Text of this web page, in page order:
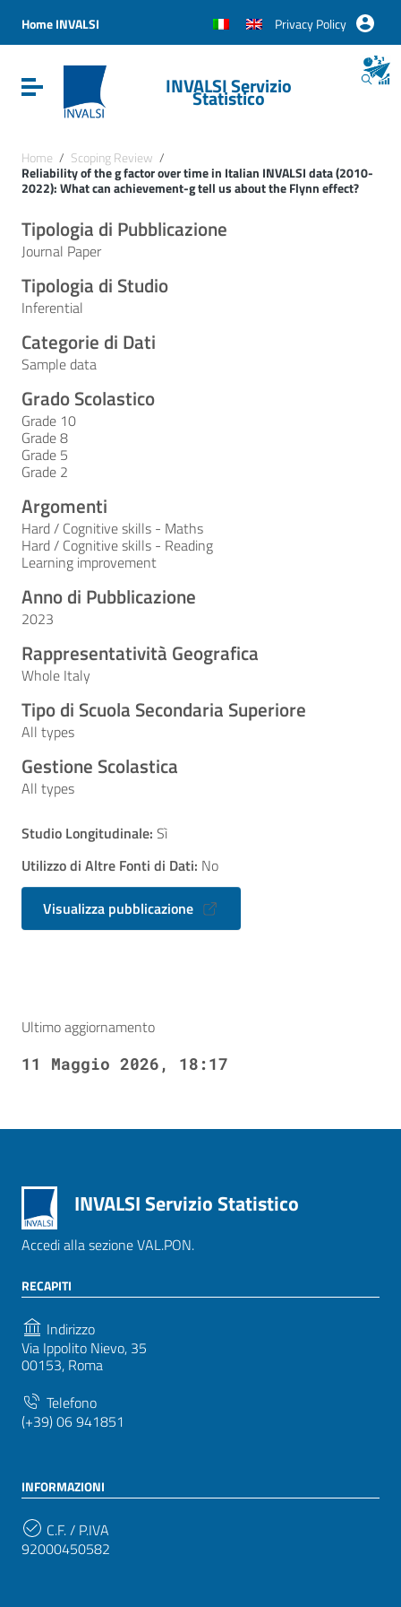
Vai al menu di navigazione
Vai al footer
Home INVALSI Privacy Policy
Attiva / disattiva la navigazioneINVALSI Servizio
Statistico
Home / Scoping Review /
Reliability of the g factor over time in Italian INVALSI data (2010-
2022): What can achievement-g tell us about the Flynn effect?
Tipologia di Pubblicazione
Journal Paper
Tipologia di Studio
Inferential
Categorie di Dati
Sample data
Grado Scolastico
Grade 10
Grade 8
Grade 5
Grade 2
Argomenti
Hard / Cognitive skills - Maths
Hard / Cognitive skills - Reading
Learning improvement
Anno di Pubblicazione
2023
Rappresentatività Geografica
Whole Italy
Tipo di Scuola Secondaria Superiore
All types
Gestione Scolastica
All types
Studio Longitudinale: Sì
Utilizzo di Altre Fonti di Dati: No
Visualizza pubblicazione
Ultimo aggiornamento
11 Maggio 2026, 18:17
INVALSI Servizio Statistico
Accedi alla sezione VAL.PON.
RECAPITI
Indirizzo
Via Ippolito Nievo, 35
00153, Roma
Telefono
(+39) 06 941851
INFORMAZIONI
C.F. / P.IVA
92000450582